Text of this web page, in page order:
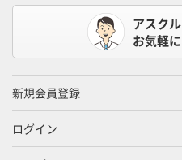
アスク
お気軽
新規会員登録
ログイン